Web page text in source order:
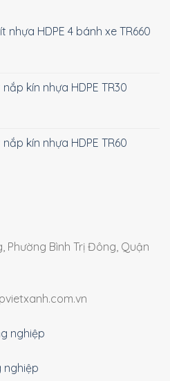
nhựa HDPE 4 bánh xe TR660
kín nhựa HDPE TR30
kín nhựa HDPE TR60
Phường Bình Trị Đông, Quận
nghiệp
nghiệp